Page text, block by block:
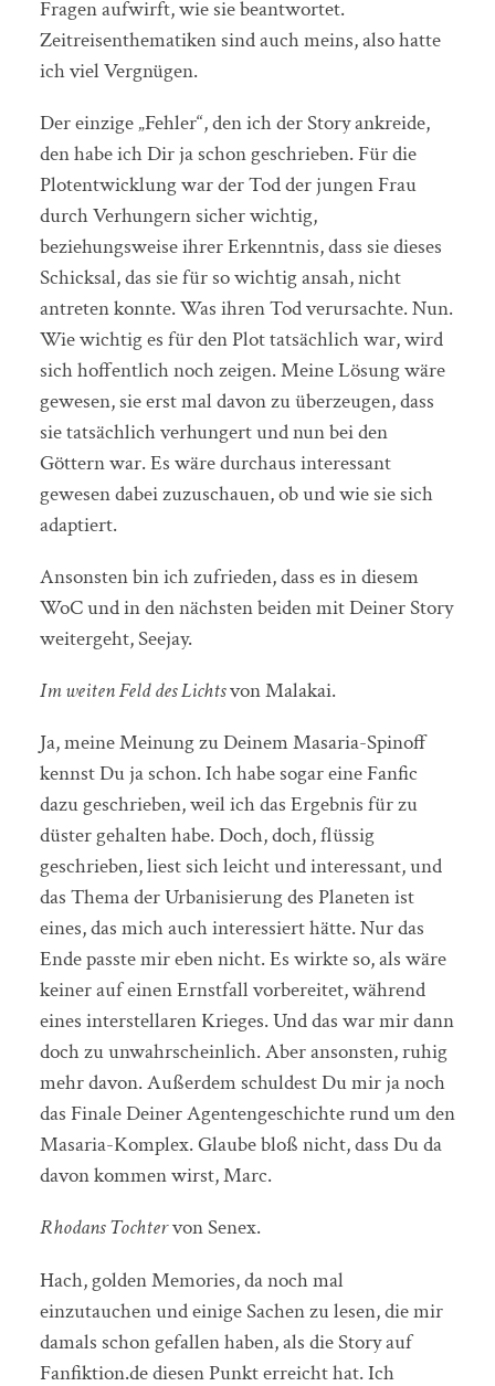
Fragen aufwirft, wie sie beantwortet.
Zeitreisenthematiken sind auch meins, also hatte
ich viel Vergnügen.
Der einzige „Fehler“, den ich der Story ankreide,
den habe ich Dir ja schon geschrieben. Für die
Plotentwicklung war der Tod der jungen Frau
durch Verhungern sicher wichtig,
beziehungsweise ihrer Erkenntnis, dass sie dieses
Schicksal, das sie für so wichtig ansah, nicht
antreten konnte. Was ihren Tod verursachte. Nun.
Wie wichtig es für den Plot tatsächlich war, wird
sich hoffentlich noch zeigen. Meine Lösung wäre
gewesen, sie erst mal davon zu überzeugen, dass
sie tatsächlich verhungert und nun bei den
Göttern war. Es wäre durchaus interessant
gewesen dabei zuzuschauen, ob und wie sie sich
adaptiert.
Ansonsten bin ich zufrieden, dass es in diesem
WoC und in den nächsten beiden mit Deiner Story
weitergeht, Seejay.
Im weiten Feld des Lichtsvon Malakai.
Ja, meine Meinung zu Deinem Masaria-Spinoff
kennst Du ja schon. Ich habe sogar eine Fanfic
dazu geschrieben, weil ich das Ergebnis für zu
düster gehalten habe. Doch, doch, flüssig
geschrieben, liest sich leicht und interessant, und
das Thema der Urbanisierung des Planeten ist
eines, das mich auch interessiert hätte. Nur das
Ende passte mir eben nicht. Es wirkte so, als wäre
keiner auf einen Ernstfall vorbereitet, während
eines interstellaren Krieges. Und das war mir dann
doch zu unwahrscheinlich. Aber ansonsten, ruhig
mehr davon. Außerdem schuldest Du mir ja noch
das Finale Deiner Agentengeschichte rund um den
Masaria-Komplex. Glaube bloß nicht, dass Du da
davon kommen wirst, Marc.
Rhodans Tochtervon Senex.
Hach, golden Memories, da noch mal
einzutauchen und einige Sachen zu lesen, die mir
damals schon gefallen haben, als die Story auf
Fanfiktion.de diesen Punkt erreicht hat. Ich